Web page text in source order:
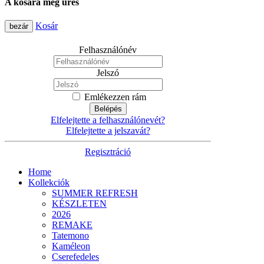
bezár Kosár
Felhasználónév
Jelszó
Emlékezzen rám
Belépés
Elfelejtette a felhasználónevét?
Elfelejtette a jelszavát?
Regisztráció
Home
Kollekciók
SUMMER REFRESH
KÉSZLETEN
2026
REMAKE
Tatemono
Kaméleon
Cserefedeles